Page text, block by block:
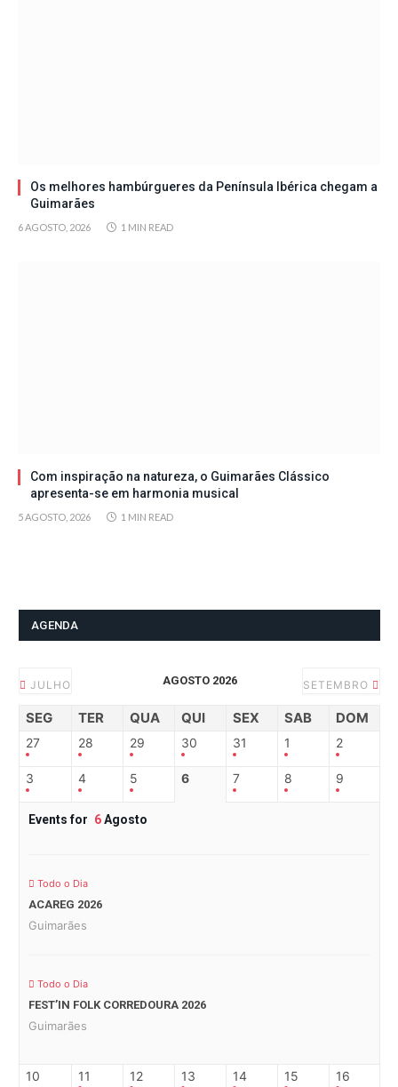
Os melhores hambúrgueres da Península Ibérica chegam a
Guimarães
6 AGOSTO, 2026 1 MIN READ
Com inspiração na natureza, o Guimarães Clássico
apresenta-se em harmonia musical
5 AGOSTO, 2026 1 MIN READ
AGENDA
JULHO AGOSTO 2026 SETEMBRO
SEG TER QUA QUI SEX SAB DOM
27 28 29 30 31 1 2
3 4 5 6 7 8 9
Events for 6Agosto
Todo o Dia
ACAREG 2026
Guimarães
Todo o Dia
FEST’IN FOLK CORREDOURA 2026
Guimarães
10 11 12 13 14 15 16